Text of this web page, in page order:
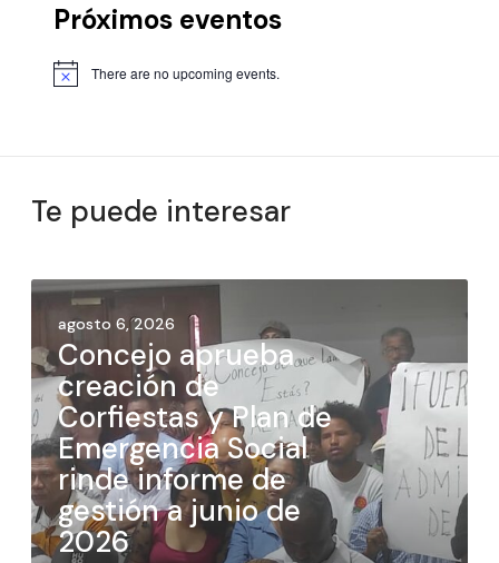
Próximos eventos
There are no upcoming events.
Te puede interesar
agosto 6, 2026
Concejo aprueba
creación de
Corfiestas y Plan de
Emergencia Social
rinde informe de
gestión a junio de
2026